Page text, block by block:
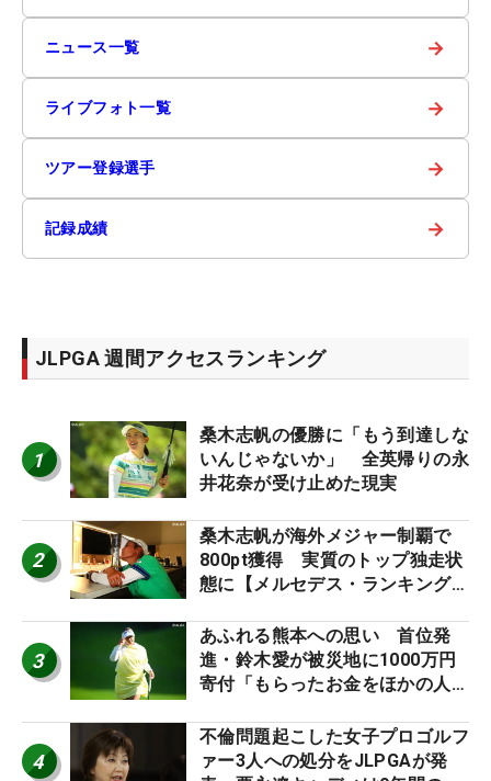
ニュース一覧 →
ライブフォト一覧 →
ツアー登録選手 →
記録成績 →
JLPGA 週間アクセスランキング
1
桑木志帆の優勝に「もう到達しな
いんじゃないか」 全英帰りの永
井花奈が受け止めた現実
2
桑木志帆が海外メジャー制覇で
800pt獲得 実質のトップ独走状
態に【メルセデス・ランキング番
3
あふれる熊本への思い 首位発
進・鈴木愛が被災地に1000万円
寄付「もらったお金をほかの人
4
不倫問題起こした女子プロゴルフ
ァー3人への処分をJLPGAが発